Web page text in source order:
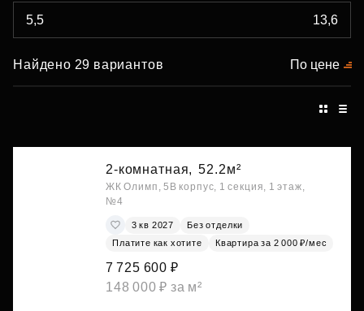
Найдено 29 вариантов По цене
2-комнатная, 52.2м²
ЖК Олимп, 5В корпус, 1 секция, 1 этаж,
№4
3 кв 2027
Без отделки
Платите как хотите
Квартира за 2 000 ₽/мес
7 725 600 ₽
148 000 ₽ за м²